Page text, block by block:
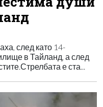
след като 14-
в Тайланд, а след
е ста...